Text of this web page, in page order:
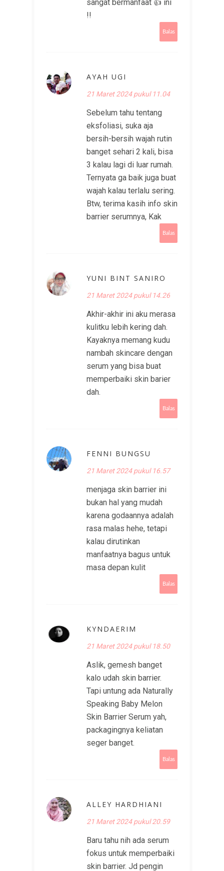
sangat bermanfaat 👍 ini
!!
Balas
AYAH UGI
21 Maret 2024 pukul 11.04
Sebelum tahu tentang
eksfoliasi, suka aja
bersih-bersih wajah rutin
banget sehari 2 kali, bisa
3 kalau lagi di luar rumah.
Ternyata ga baik juga buat
wajah kalau terlalu sering.
Btw, terima kasih info skin
barrier serumnya, Kak
Balas
YUNI BINT SANIRO
21 Maret 2024 pukul 14.26
Akhir-akhir ini aku merasa
kulitku lebih kering dah.
Kayaknya memang kudu
nambah skincare dengan
serum yang bisa buat
memperbaiki skin barier
dah.
Balas
FENNI BUNGSU
21 Maret 2024 pukul 16.57
menjaga skin barrier ini
bukan hal yang mudah
karena godaannya adalah
rasa malas hehe, tetapi
kalau dirutinkan
manfaatnya bagus untuk
masa depan kulit
Balas
KYNDAERIM
21 Maret 2024 pukul 18.50
Aslik, gemesh banget
kalo udah skin barrier.
Tapi untung ada Naturally
Speaking Baby Melon
Skin Barrier Serum yah,
packagingnya keliatan
seger banget.
Balas
ALLEY HARDHIANI
21 Maret 2024 pukul 20.59
Baru tahu nih ada serum
fokus untuk memperbaiki
skin barrier. Jd pengin